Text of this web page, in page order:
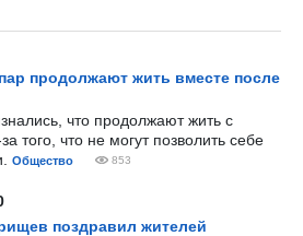
продолжают жить вместе после
что продолжают жить с
того, что не могут позволить себе
Общество 853
поздравил жителей